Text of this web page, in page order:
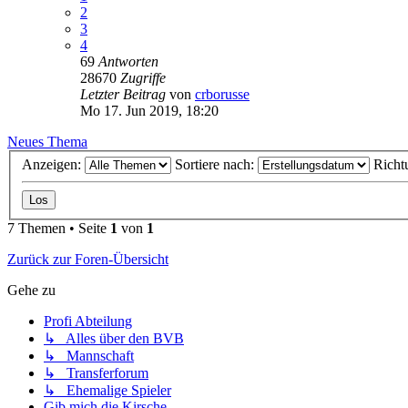
2
3
4
69 Antworten
28670 Zugriffe
Letzter Beitrag von crborusse
Mo 17. Jun 2019, 18:20
Neues Thema
Anzeigen:
Sortiere nach:
7 Themen • Seite 1 von 1
Zurück zur Foren-Übersicht
Gehe zu
Profi Abteilung
↳ Alles über den BVB
↳ Mannschaft
↳ Transferforum
↳ Ehemalige Spieler